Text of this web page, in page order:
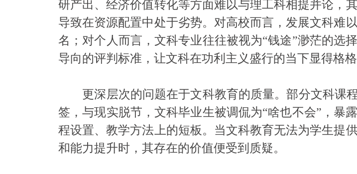
研产出、经济价值转化等方面难以与理工科相提并论，
导致在资源配置中处于劣势。对高校而言，发展文科难
名；对个人而言，文科专业往往被视为“钱途”渺茫的选
导向的评判标准，让文科在功利主义盛行的当下显得格格
更深层次的问题在于文科教育的质量。部分文科课程
签，与现实脱节，文科毕业生被调侃为“啥也不会”，暴
程设置、教学方法上的短板。当文科教育无法为学生提
和能力提升时，其存在的价值便受到质疑。